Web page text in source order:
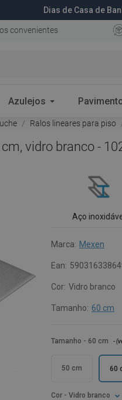
Dias de Casa de
convenientes
Azulejos
Ralos lineares para piso
vidro branco -
Aço
Marca: Mexen
Ean:
Cor: Vidro branco
Tamanho: 60 cm
Tamanho - 60 cm - (
50 cm 60
Cor - Vidro branco